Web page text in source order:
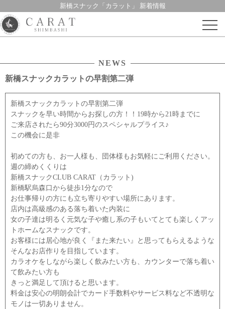
新橋スナック「カラット」 新着情報
Skip
NEWS
新橋スナックカラットの早割第二弾
新橋スナックカラットの早割第二弾
スナックを早い時間からお探しの方！！19時から21時までに
ご来店されたら90分3000円のスペシャルプライス♪
この機会に是非
初めての方も、お一人様も、団体様もお気軽にご利用ください。
週の締めくくりは
新橋スナックCLUB CARAT（カラット)
新橋駅烏森口から徒歩1分なので
お仕事帰りの方にも立ち寄りやすい場所にあります。
店内は高級感のある落ち着いた内装に
女の子達は明るく元気な子や癒し系の子もいてとても楽しくアッ
トホームなスナックです。
お客様には居心地が良く『また来たい』と思ってもらえるような
そんなお店作りを目指しています。
カラオケをしながら楽しく飲みたい方も、カウンターで落ち着い
て飲みたい方も
きっと満足して頂けると思います。
料金は安心の明朗会計でカード手数料やサービス料など不透明な
モノは一切ありません。